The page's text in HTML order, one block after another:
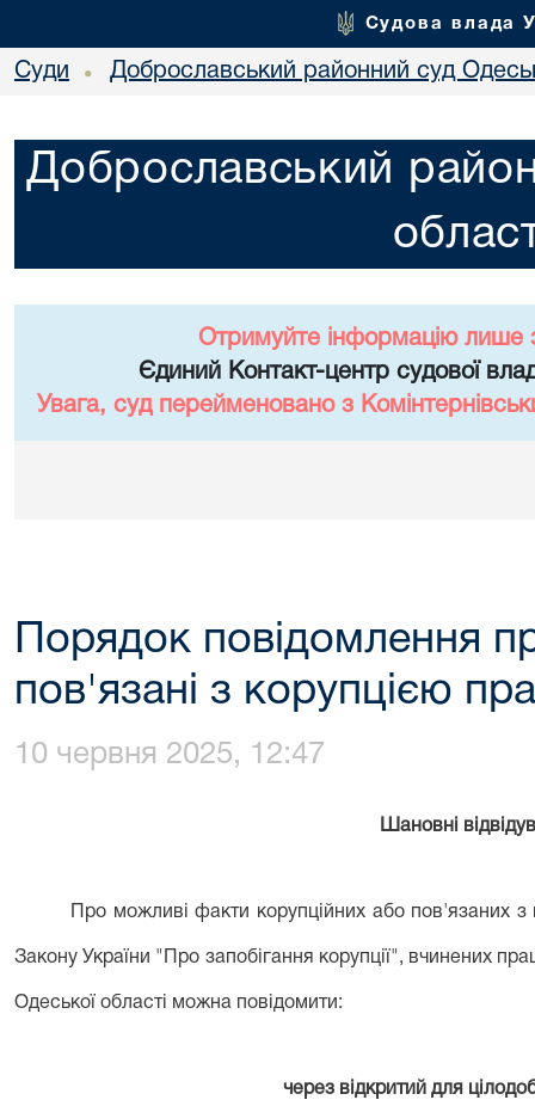
Судова влада
Суди • Доброславський районний суд
Доброславський
Отримуйте інформацію лише
Єдиний Контакт-центр судової
Увага, суд перейменовано з
Порядок повідомлення
пов'язані з корупцією
10 червня 2025, 12:47
Шановні
Про можливі факти корупційних або пов'язаних
Закону України "Про запобігання корупції", вчинених
Одеської області можна повідомити:
через відкритий для